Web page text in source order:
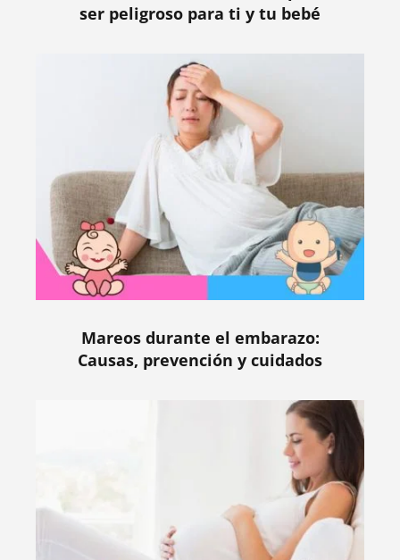
ser peligroso para ti y tu bebé
Mareos durante el embarazo:
Causas, prevención y cuidados